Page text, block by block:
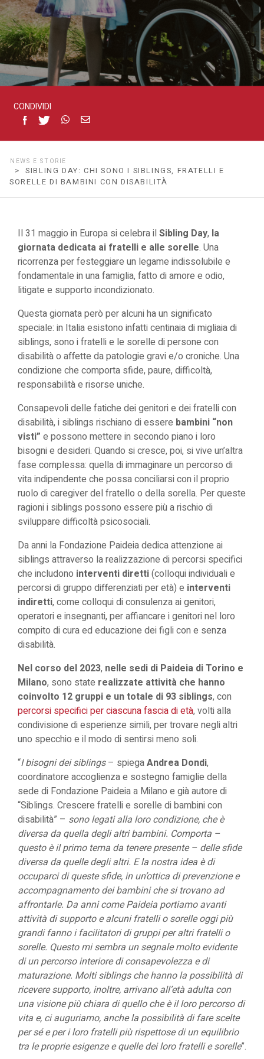
sorelle
di
bambini
con
disabilità
CONDIVIDI
NEWS E STORIE
> SIBLING DAY: CHI SONO I SIBLINGS, FRATELLI E
SORELLE DI BAMBINI CON DISABILITÀ
Il 31 maggio in Europa si celebra il Sibling Day, la
giornata dedicata ai fratelli e alle sorelle. Una
ricorrenza per festeggiare un legame indissolubile e
fondamentale in una famiglia, fatto di amore e odio,
litigate e supporto incondizionato.
Questa giornata però per alcuni ha un significato
speciale: in Italia esistono infatti centinaia di migliaia di
siblings, sono i fratelli e le sorelle di persone con
disabilità o affette da patologie gravi e/o croniche. Una
condizione che comporta sfide, paure, difficoltà,
responsabilità e risorse uniche.
Consapevoli delle fatiche dei genitori e dei fratelli con
disabilità, i siblings rischiano di essere bambini “non
visti” e possono mettere in secondo piano i loro
bisogni e desideri. Quando si cresce, poi, si vive un’altra
fase complessa: quella di immaginare un percorso di
vita indipendente che possa conciliarsi con il proprio
ruolo di caregiver del fratello o della sorella. Per queste
ragioni i siblings possono essere più a rischio di
sviluppare difficoltà psicosociali.
Da anni la Fondazione Paideia dedica attenzione ai
siblings attraverso la realizzazione di percorsi specifici
che includono interventi diretti(colloqui individuali e
percorsi di gruppo differenziati per età) e interventi
indiretti, come colloqui di consulenza ai genitori,
operatori e insegnanti, per affiancare i genitori nel loro
compito di cura ed educazione dei figli con e senza
disabilità.
Nel corso del 2023, nelle sedi di Paideia di Torino e
Milano, sono state realizzate attività che hanno
coinvolto 12 gruppi e un totale di 93 siblings, con
percorsi specifici per ciascuna fascia di età, volti alla
condivisione di esperienze simili, per trovare negli altri
uno specchio e il modo di sentirsi meno soli.
“I bisogni dei siblings– spiegaAndrea Dondi,
coordinatore accoglienza e sostegno famiglie della
sede di Fondazione Paideia a Milano e già autore di
“Siblings. Crescere fratelli e sorelle di bambini con
disabilità” – sono legati alla loro condizione, che è
diversa da quella degli altri bambini. Comporta –
questo è il primo tema da tenere presente – delle sfide
diversa da quelle degli altri. E la nostra idea è di
occuparci di queste sfide, in un’ottica di prevenzione e
accompagnamento dei bambini che si trovano ad
affrontarle. Da anni come Paideia portiamo avanti
attività di supporto e alcuni fratelli o sorelle oggi più
grandi fanno i facilitatori di gruppi per altri fratelli o
sorelle. Questo mi sembra un segnale molto evidente
di un percorso interiore di consapevolezza e di
maturazione. Molti siblings che hanno la possibilità di
ricevere supporto, inoltre, arrivano all’età adulta con
una visione più chiara di quello che è il loro percorso di
vita e, ci auguriamo, anche la possibilità di fare scelte
per sé e per i loro fratelli più rispettose di un equilibrio
tra le proprie esigenze e quelle dei loro fratelli e sorelle”.